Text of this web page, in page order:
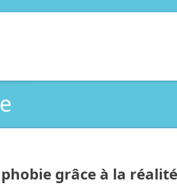
grâce à la